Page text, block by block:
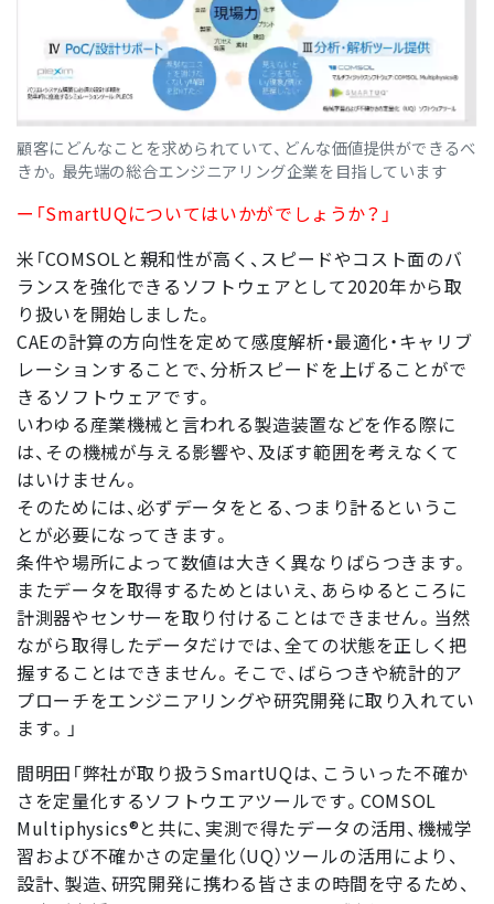
顧客にどんなことを求められていて、どんな価値提供ができるべ
きか。最先端の総合エンジニアリング企業を目指しています
ー「SmartUQについてはいかがでしょうか？」
米「COMSOLと親和性が高く、スピードやコスト面のバ
ランスを強化できるソフトウェアとして2020年から取
り扱いを開始しました。
CAEの計算の方向性を定めて感度解析・最適化・キャリブ
レーションすることで、分析スピードを上げることがで
きるソフトウェアです。
いわゆる産業機械と言われる製造装置などを作る際に
は、その機械が与える影響や、及ぼす範囲を考えなくて
はいけません。
そのためには、必ずデータをとる、つまり計るというこ
とが必要になってきます。
条件や場所によって数値は大きく異なりばらつきます。
またデータを取得するためとはいえ、あらゆるところに
計測器やセンサーを取り付けることはできません。当然
ながら取得したデータだけでは、全ての状態を正しく把
握することはできません。そこで、ばらつきや統計的ア
プローチをエンジニアリングや研究開発に取り入れてい
ます。」
間明田「弊社が取り扱うSmartUQは、こういった不確か
さを定量化するソフトウエアツールです。COMSOL
Multiphysics®と共に、実測で得たデータの活用、機械学
習および不確かさの定量化（UQ）ツールの活用により、
設計、製造、研究開発に携わる皆さまの時間を守るため、